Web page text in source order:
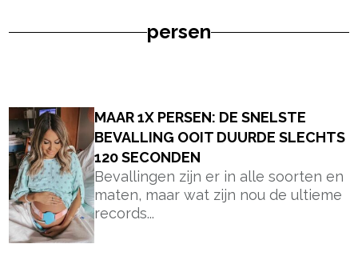
persen
MAAR 1X PERSEN: DE SNELSTE
BEVALLING OOIT DUURDE SLECHTS
120 SECONDEN
Bevallingen zijn er in alle soorten en
maten, maar wat zijn nou de ultieme
records...